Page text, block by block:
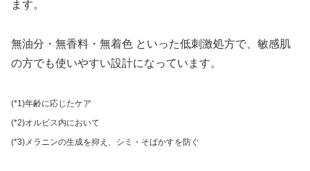
ます。
無油分・無香料・無着色 といった低刺激処方で、敏感肌
の方でも使いやすい設計になっています。
(*1)年齢に応じたケア
(*2)オルビス内において
(*3)メラニンの生成を抑え、シミ・そばかすを防ぐ